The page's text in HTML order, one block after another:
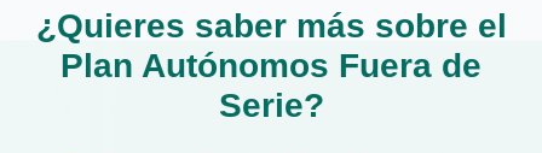
¿Quieres saber más sobre el
Plan Autónomos Fuera de
Serie?